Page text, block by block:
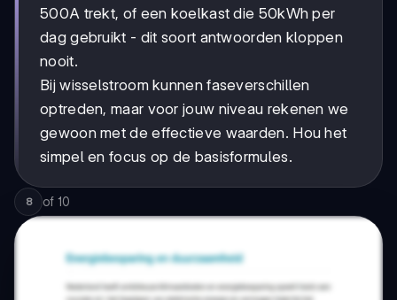
500A trekt, of een koelkast die 50kWh per
dag gebruikt - dit soort antwoorden kloppen
nooit.
Bij wisselstroom kunnen faseverschillen
optreden, maar voor jouw niveau rekenen we
gewoon met de effectieve waarden. Hou het
simpel en focus op de basisformules.
8 of 10